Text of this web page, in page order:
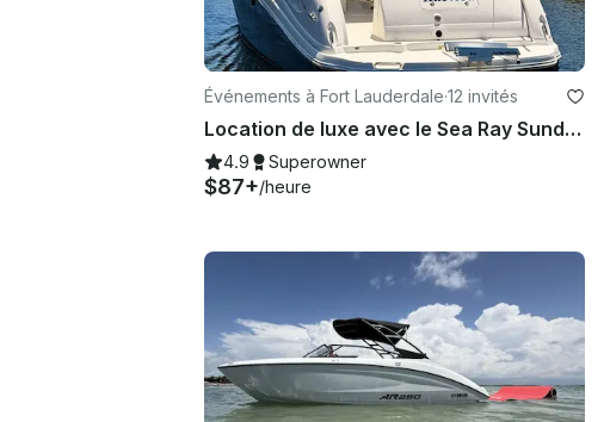
Événements à Fort Lauderdale·12 invités
Location de luxe avec le Sea Ray Sundancer de 38 pieds | Fort Lauderdale avec capitaine
4.9 Superowner
$87+/heure